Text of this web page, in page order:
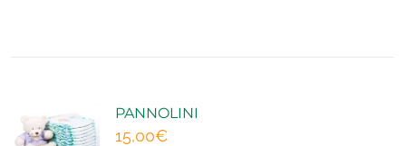
PANNOLINI
15,00€